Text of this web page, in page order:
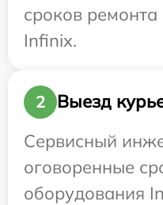
сроков
Infinix.
2
Выезд
Сервисный
оговоренные
оборудования